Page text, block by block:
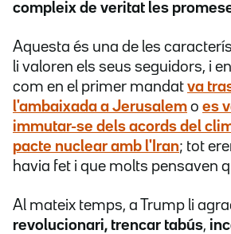
compleix de veritat les
Aquesta és una de les
li valoren els seus seguidors, i
com en el primer mandat va
l'ambaixada a Jerusalem o es
immutar-se dels acords del
pacte nuclear amb l'Iran; tot
havia fet i que molts pensaven
Al mateix temps, a Trump li
revolucionari, trencar tabús,